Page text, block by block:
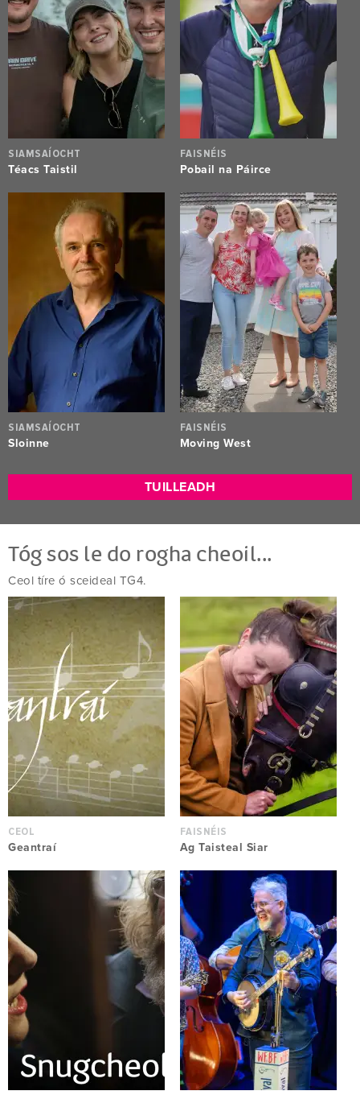
SIAMSAÍOCHT
Téacs Taistil
FAISNÉIS
Pobail na Páirce
SIAMSAÍOCHT
Sloinne
FAISNÉIS
Moving West
TUILLEADH
Tóg sos le do rogha cheoil...
Ceol tíre ó sceideal TG4.
CEOL
Geantraí
FAISNÉIS
Ag Taisteal Siar